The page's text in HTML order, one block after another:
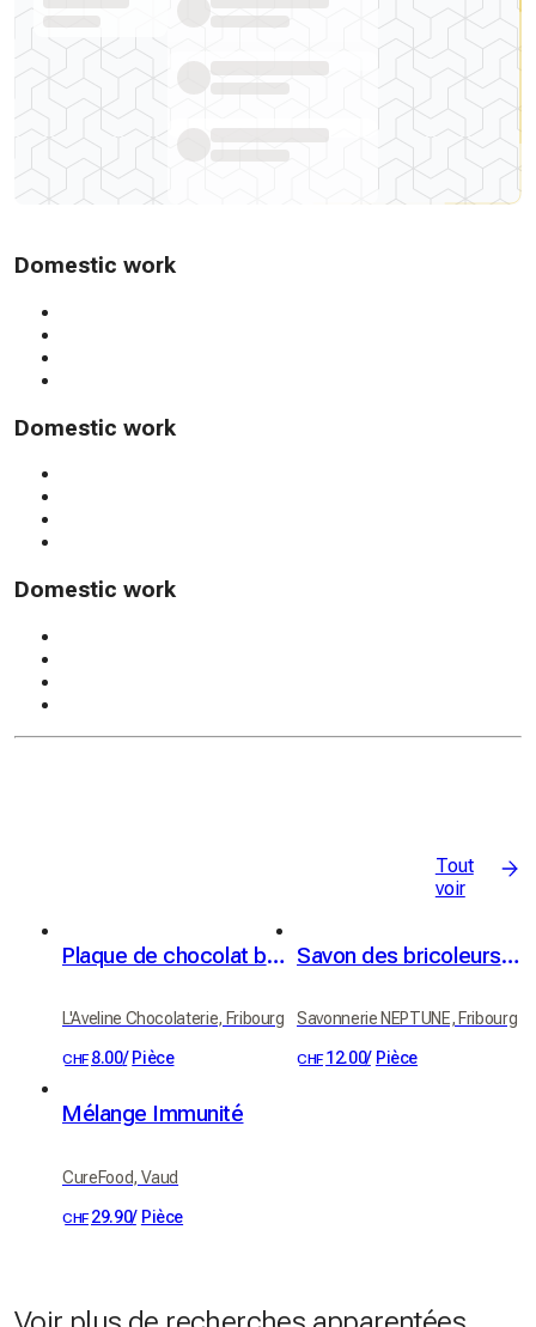
Domestic work
Domestic work
Domestic work
Tout
voir
Plaque de chocolat blanc & riz soufflé caramélisé
L'Aveline Chocolaterie, Fribourg
CHF 8.00/ Pièce
Savon des bricoleurs - bio
Savonnerie NEPTUNE, Fribourg
CHF 12.00/ Pièce
Mélange Immunité
CureFood, Vaud
CHF 29.90/ Pièce